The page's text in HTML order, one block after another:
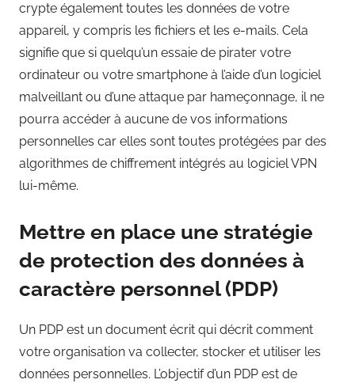
crypte également toutes les données de votre
appareil, y compris les fichiers et les e-mails. Cela
signifie que si quelqu’un essaie de pirater votre
ordinateur ou votre smartphone à l’aide d’un logiciel
malveillant ou d’une attaque par hameçonnage, il ne
pourra accéder à aucune de vos informations
personnelles car elles sont toutes protégées par des
algorithmes de chiffrement intégrés au logiciel VPN
lui-même.
Mettre en place une stratégie
de protection des données à
caractère personnel (PDP)
Un PDP est un document écrit qui décrit comment
votre organisation va collecter, stocker et utiliser les
données personnelles. L’objectif d’un PDP est de